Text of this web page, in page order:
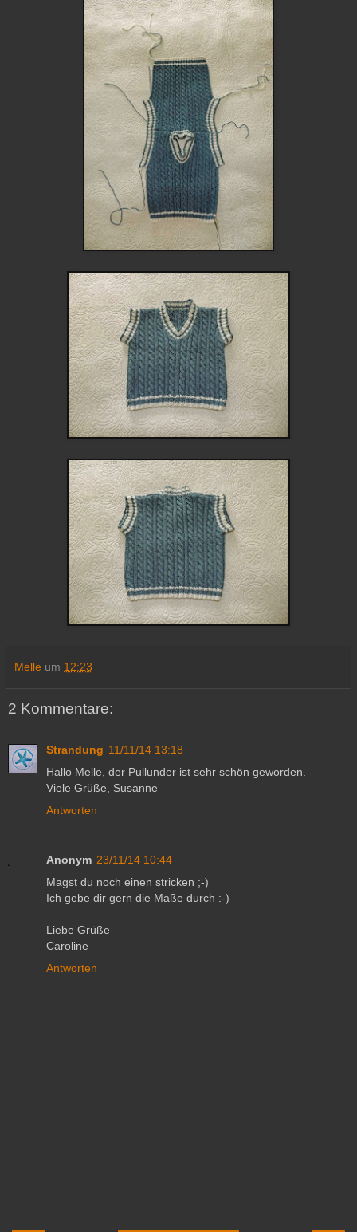
Melle um 12:23
2 Kommentare:
Strandung 11/11/14 13:18
Hallo Melle, der Pullunder ist sehr schön geworden.
Viele Grüße, Susanne
Antworten
Anonym 23/11/14 10:44
Magst du noch einen stricken ;-)
Ich gebe dir gern die Maße durch :-)
Liebe Grüße
Caroline
Antworten